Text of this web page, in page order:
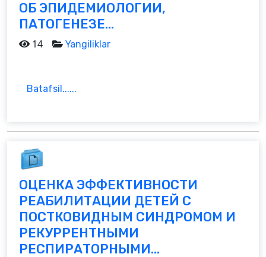
ОБ ЭПИДЕМИОЛОГИИ,
ПАТОГЕНЕЗЕ...
14 Yangiliklar
Batafsil......
ОЦЕНКА ЭФФЕКТИВНОСТИ
РЕАБИЛИТАЦИИ ДЕТЕЙ С
ПОСТКОВИДНЫМ СИНДРОМОМ И
РЕКУРРЕНТНЫМИ
РЕСПИРАТОРНЫМИ...